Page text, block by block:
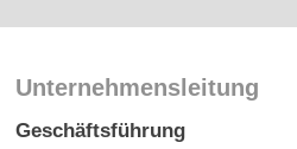
Unternehmensleitung
Geschäftsführung